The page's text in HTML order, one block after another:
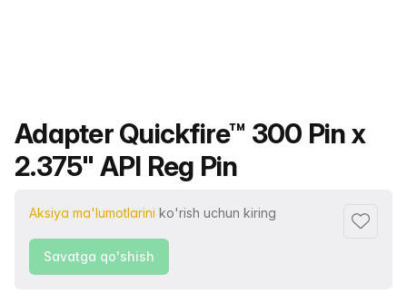
Mahsulot nomi
Adapter Quickfire™ 300 Pin x
2.375" API Reg Pin
Aksiya ma'lumotlarini ko'rish uchun kiring
Savatga qo'shish